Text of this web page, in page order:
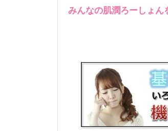
みんなの肌潤ろーしょん